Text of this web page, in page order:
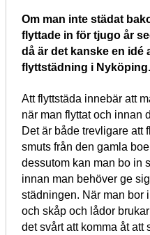
Om man inte städat
flyttade in för tjugo år
då är det kanske en idé
flyttstädning i
Att flyttstäda innebär att
när man flyttat och innan
Det är både trevligare att
smuts från den gamla
dessutom kan man bo in
innan man behöver ge
städningen. När man bor
och skåp och lådor
det svårt att komma åt att